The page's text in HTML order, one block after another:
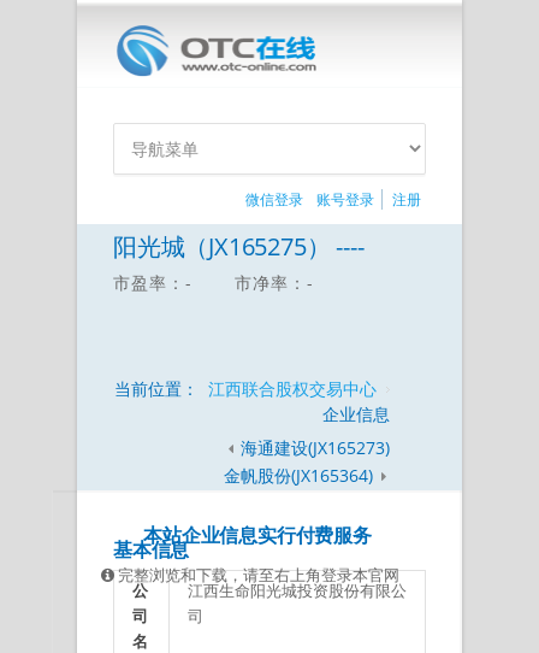
微信登录 账号登录 注册
阳光城（JX165275） ----
市盈率：- 市净率：-
当前位置：
江西联合股权交易中心
企业信息
海通建设(JX165273)
金帆股份(JX165364)
基本信息
公
司
名
江西生命阳光城投资股份有限公
司
本站企业信息实行付费服务
完整浏览和下载，请至右上角登录本官网